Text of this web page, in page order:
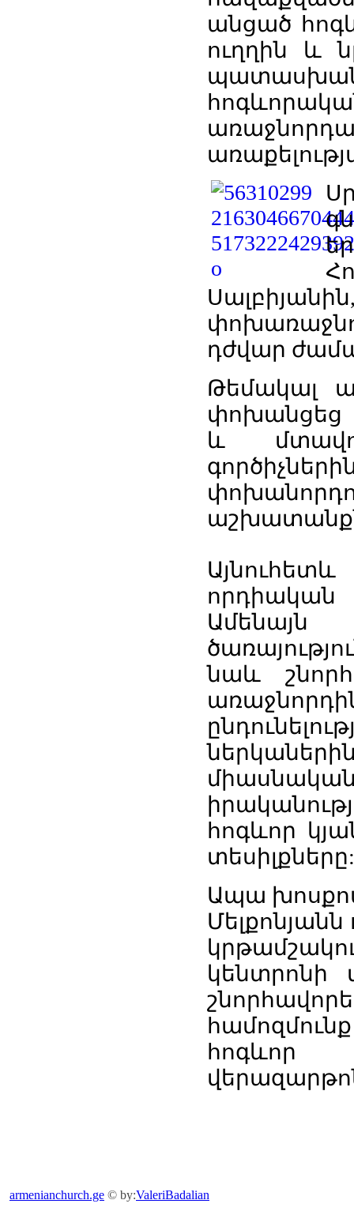
անցած
ուղղին և
դժվար
Թեմակալ
փոխանցեց
և
որդիական
Ամենայն
նաև
հոգևոր
տեսիլքները:
Ապա
կենտրոնի
հոգևոր
armenianchurch.ge © by:ValeriBadalian